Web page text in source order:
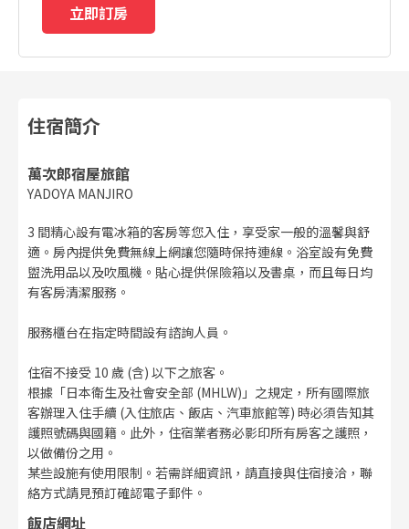
立即訂房
住宿簡介
萬次郎宿屋旅館
YADOYA MANJIRO
3 間精心設有電冰箱的客房等您入住，享受家一般的溫馨與舒
適。房內提供免費無線上網讓您隨時保持連線。浴室設有免費
盥洗用品以及吹風機。貼心提供保險箱以及書桌，而且每日均
有客房清潔服務。
服務櫃台在指定時間設有諮詢人員。
住宿不接受 10 歲 (含) 以下之旅客。
根據「日本衛生及社會安全部 (MHLW)」之規定，所有國際旅
客辦理入住手續 (入住旅店、飯店、汽車旅館等) 時必須告知其
護照號碼與國籍。此外，住宿業者務必影印所有房客之護照，
以做備份之用。
某些設施有使用限制。若需詳細資訊，請直接與住宿接洽，聯
絡方式請見預訂確認電子郵件。
飯店網址